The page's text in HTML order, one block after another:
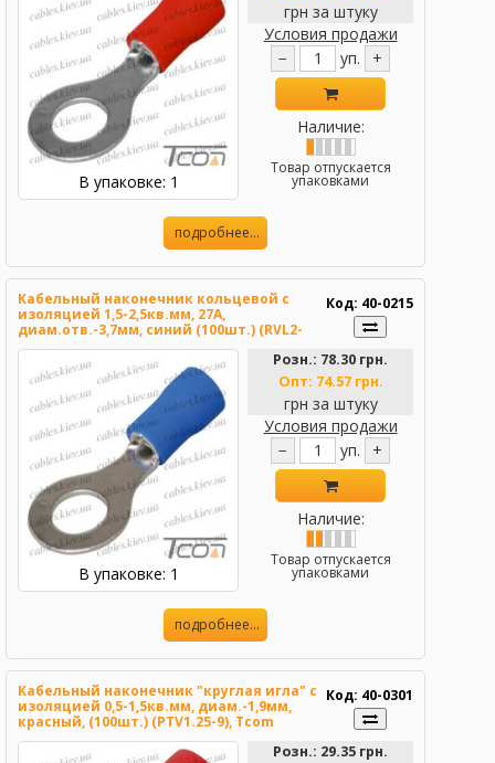
В упаковке: 1
грн за штуку
Условия продажи
−
уп. +
Наличие:
Товар отпускается
упаковками
подробнее...
Кабельный наконечник кольцевой с
изоляцией 1,5-2,5кв.мм, 27А,
диам.отв.-3,7мм, синий (100шт.) (RVL2-
3.5), Tcom
Код: 40-0215
В упаковке: 1
Розн.: 78.30 грн.
Опт: 74.57 грн.
грн за штуку
Условия продажи
−
уп. +
Наличие:
Товар отпускается
упаковками
подробнее...
Кабельный наконечник "круглая игла" с
изоляцией 0,5-1,5кв.мм, диам.-1,9мм,
красный, (100шт.) (PTV1.25-9), Tcom
Код: 40-0301
Розн.: 29.35 грн.